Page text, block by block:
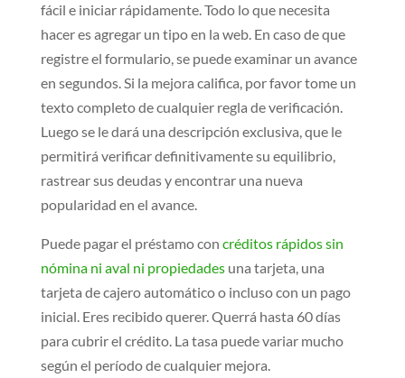
fácil e iniciar rápidamente. Todo lo que necesita
hacer es agregar un tipo en la web. En caso de que
registre el formulario, se puede examinar un avance
en segundos. Si la mejora califica, por favor tome un
texto completo de cualquier regla de verificación.
Luego se le dará una descripción exclusiva, que le
permitirá verificar definitivamente su equilibrio,
rastrear sus deudas y encontrar una nueva
popularidad en el avance.
Puede pagar el préstamo con créditos rápidos sin
nómina ni aval ni propiedadesuna tarjeta, una
tarjeta de cajero automático o incluso con un pago
inicial. Eres recibido querer. Querrá hasta 60 días
para cubrir el crédito. La tasa puede variar mucho
según el período de cualquier mejora.